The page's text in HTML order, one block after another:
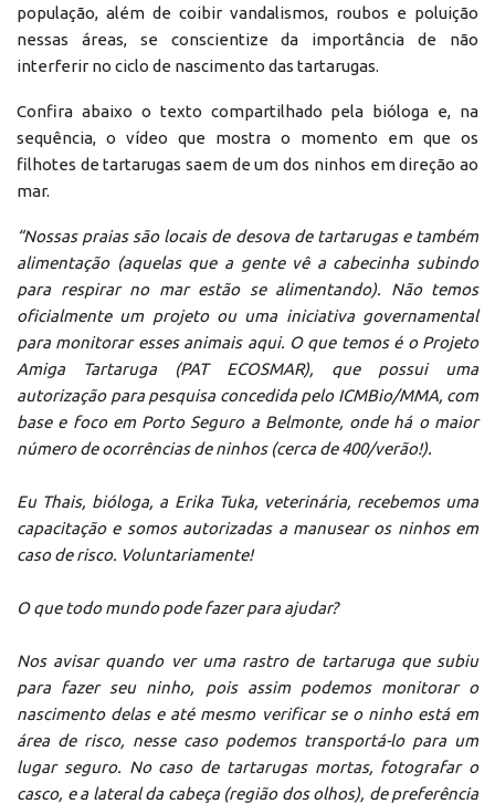
população, além de coibir vandalismos, roubos e poluição
nessas áreas, se conscientize da importância de não
interferir no ciclo de nascimento das tartarugas.
Confira abaixo o texto compartilhado pela bióloga e, na
sequência, o vídeo que mostra o momento em que os
filhotes de tartarugas saem de um dos ninhos em direção ao
mar.
“Nossas praias são locais de desova de tartarugas e também
alimentação (aquelas que a gente vê a cabecinha subindo
para respirar no mar estão se alimentando). Não temos
oficialmente um projeto ou uma iniciativa governamental
para monitorar esses animais aqui. O que temos é o Projeto
Amiga Tartaruga (PAT ECOSMAR), que possui uma
autorização para pesquisa concedida pelo ICMBio/MMA, com
base e foco em Porto Seguro a Belmonte, onde há o maior
número de ocorrências de ninhos (cerca de 400/verão!).
Eu Thais, bióloga, a Erika Tuka, veterinária, recebemos uma
capacitação e somos autorizadas a manusear os ninhos em
caso de risco. Voluntariamente!
O que todo mundo pode fazer para ajudar?
Nos avisar quando ver uma rastro de tartaruga que subiu
para fazer seu ninho, pois assim podemos monitorar o
nascimento delas e até mesmo verificar se o ninho está em
área de risco, nesse caso podemos transportá-lo para um
lugar seguro. No caso de tartarugas mortas, fotografar o
casco, e a lateral da cabeça (região dos olhos), de preferência